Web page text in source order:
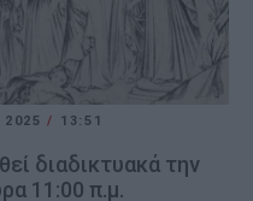
2025/ 13:51
διαδικτυακά την
11:00 π.μ.